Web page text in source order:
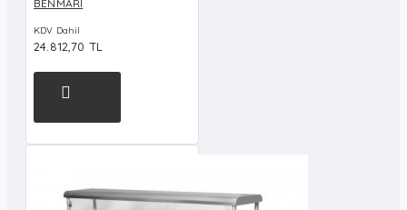
BENMARİ
KDV Dahil
24.812,70 TL